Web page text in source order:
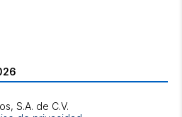
S.A. de C.V.